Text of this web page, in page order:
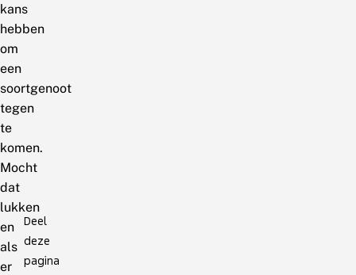
kans
hebben
om
een
soortgenoot
tegen
te
komen.
Mocht
dat
lukken
en
als
er
Deel
deze
pagina